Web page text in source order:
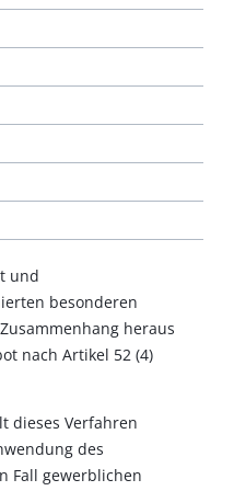
und
besonderen
heraus
nach Artikel 52 (4)
dieses Verfahren
des
Fall gewerblichen